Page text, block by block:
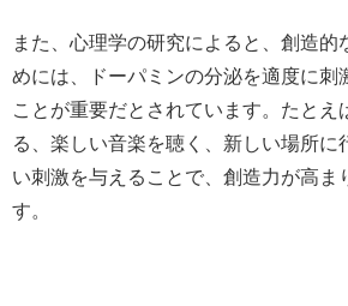
また、心理学の研究によると、創造的
めには、ドーパミンの分泌を適度に刺
ことが重要だとされています。たとえ
る、楽しい音楽を聴く、新しい場所に
い刺激を与えることで、創造力が高ま
す。